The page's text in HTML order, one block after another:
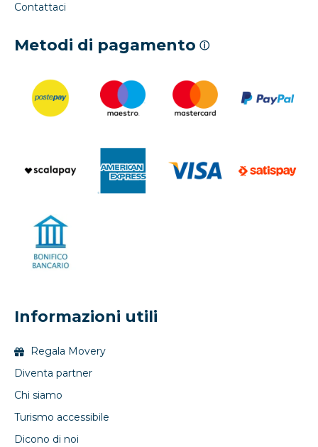
Contattaci
Metodi di pagamento ⓘ
Informazioni utili
Regala Movery
Diventa partner
Chi siamo
Turismo accessibile
Dicono di noi